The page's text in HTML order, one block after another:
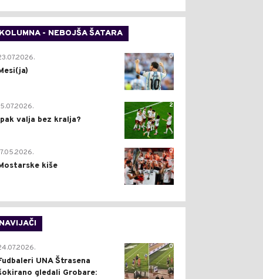
KOLUMNA - NEBOJŠA ŠATARA
0
2
valja bez kralja?
0
kiše
NAVIJAČI
0
UNA Štrasena
gledali Grobare: